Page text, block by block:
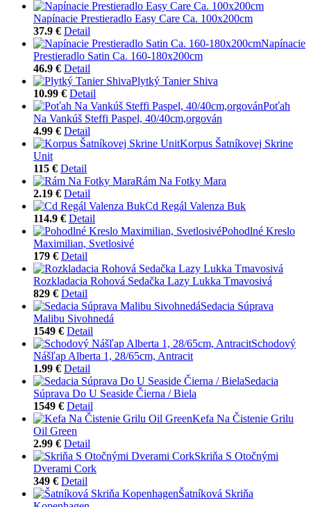
Napínacie Prestieradlo Easy Care Ca. 100x200cm
37.9 € Detail
Napínacie
Prestieradlo Satin Ca. 160-180x200cm
46.9 € Detail
Plytký Tanier Shiva
10.99 € Detail
Poťah
Na Vankúš Steffi Paspel, 40/40cm,orgován
4.99 € Detail
Korpus Šatníkovej Skrine
Unit
115 € Detail
Rám Na Fotky Mara
2.19 € Detail
Cd Regál Valenza Buk
114.9 € Detail
Pohodlné Kreslo
Maximilian, Svetlosivé
179 € Detail
Rozkladacia Rohová Sedačka Lazy Lukka Tmavosivá
829 € Detail
Sedacia Súprava
Malibu Sivohnedá
1549 € Detail
Schodový
Nášľap Alberta 1, 28/65cm, Antracit
1.99 € Detail
Sedacia
Súprava Do U Seaside Čierna / Biela
1549 € Detail
Kefa Na Čistenie Grilu
Oil Green
2.99 € Detail
Skriňa S Otočnými
Dverami Cork
349 € Detail
Šatníková Skriňa